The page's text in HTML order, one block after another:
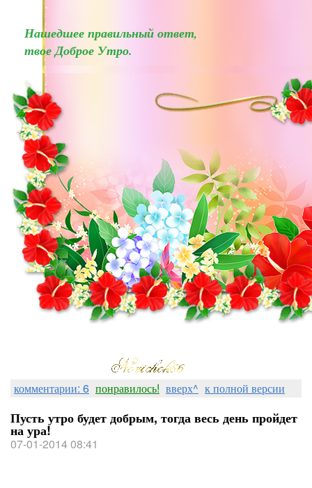
Нашедшее правильный ответ,
твое Доброе Утро.
комментарии: 6 понравилось! вверх^ к полной версии
Пусть утро будет добрым, тогда весь день пройдет
на ура!
07-01-2014 08:41